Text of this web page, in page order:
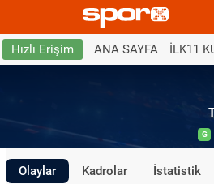
Hızlı Erişim ANA SAYFA İLK11
G
Olaylar Kadrolar İstatistik